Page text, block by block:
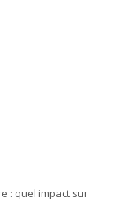
: quel impact sur